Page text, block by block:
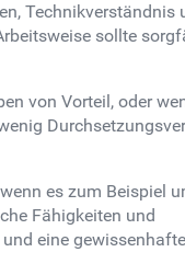
Technikverständnis
sollte
von Vorteil, oder
es zum Beispiel
Fähigkeiten und
eine gewissenhafte